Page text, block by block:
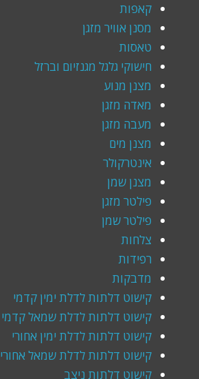
קאפות
מסנן אוויר מזגן
טאסות
חישוקי גלגל מגנזיום וברזל
מצנן מנוע
מאדה מזגן
מעבה מזגן
מצנן מים
אינטרקולר
מצנן שמן
פילטר מזגן
פילטר שמן
צלחות
רפידות
מדבקות
קישוט דלתות לדלת ימין קדמי
קישוט דלתות לדלת שמאל קדמי
קישוט דלתות לדלת ימין אחורי
קישוט דלתות לדלת שמאל אחורי
קישוט דלתות ניצב